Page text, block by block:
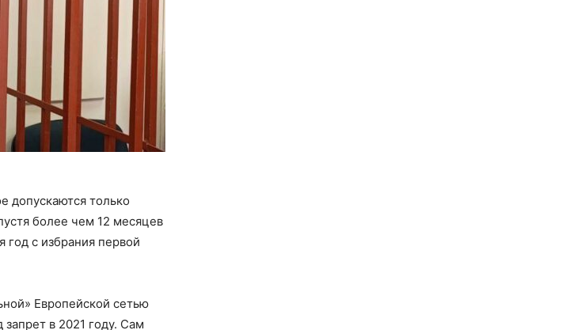
допускаются только
более чем 12 месяцев
с избрания первой
Европейской сетью
в 2021 году. Сам